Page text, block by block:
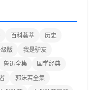
百科荟萃
历史
版
我是驴友
鲁迅全集
国学经典
郭沫若全集